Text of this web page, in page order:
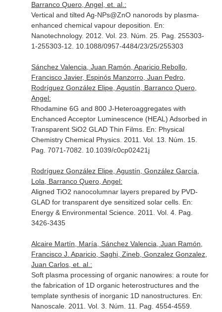
Barranco Quero, Angel, et. al.:
Vertical and tilted Ag-NPs@ZnO nanorods by plasma-
enhanced chemical vapour deposition. En:
Nanotechnology. 2012. Vol. 23. Núm. 25. Pag. 255303-
1-255303-12. 10.1088/0957-4484/23/25/255303
Sánchez Valencia, Juan Ramón, Aparicio Rebollo,
Francisco Javier, Espinós Manzorro, Juan Pedro,
Rodríguez González Elipe, Agustín, Barranco Quero,
Angel:
Rhodamine 6G and 800 J-Heteroaggregates with
Enchanced Acceptor Luminescence (HEAL) Adsorbed in
Transparent SiO2 GLAD Thin Films. En: Physical
Chemistry Chemical Physics. 2011. Vol. 13. Núm. 15.
Pag. 7071-7082. 10.1039/c0cp02421j
Rodríguez González Elipe, Agustín, González García,
Lola, Barranco Quero, Angel:
Aligned TiO2 nanocolumnar layers prepared by PVD-
GLAD for transparent dye sensitized solar cells. En:
Energy & Environmental Science. 2011. Vol. 4. Pag.
3426-3435
Alcaire Martín, María, Sánchez Valencia, Juan Ramón,
Francisco J. Aparicio, Saghi, Zineb, Gonzalez Gonzalez,
Juan Carlos, et. al.:
Soft plasma processing of organic nanowires: a route for
the fabrication of 1D organic heterostructures and the
template synthesis of inorganic 1D nanostructures. En:
Nanoscale. 2011. Vol. 3. Núm. 11. Pag. 4554-4559.